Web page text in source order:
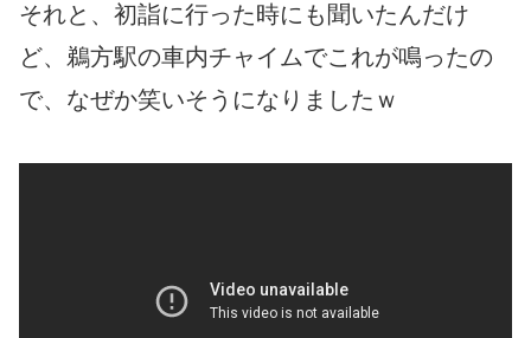
それと、初詣に行った時にも聞いたんだけ
ど、鵜方駅の車内チャイムでこれが鳴ったの
で、なぜか笑いそうになりましたｗ